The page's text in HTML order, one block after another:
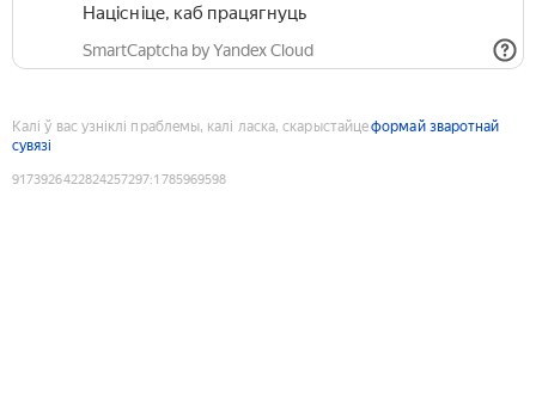
Націсніце, каб працягнуць
SmartCaptcha by Yandex Cloud
Калі ў вас узніклі праблемы, калі ласка, скарыстайцеформай зваротнай
сувязі
9173926422824257297:1785969598